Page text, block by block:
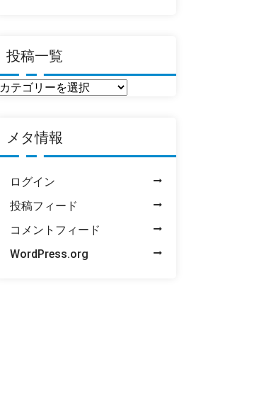
投稿一覧
投
メタ情報
ログイン
投稿フィード
コメントフィード
WordPress.org